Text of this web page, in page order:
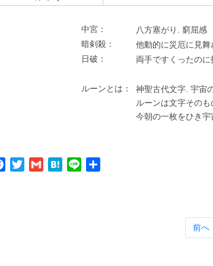
中宮：
⼋⽅塞がり. 窮屈感
暗剣殺：
他動的に災厄に⾒
⽇破：
両⼿ですくったの
ルーンとは：
神聖古代⽂字. 宇宙
ルーンは⽂字その
今朝の⼀枚をひき宇
Facebook
TwitterGmail Hatena
Line
前へ